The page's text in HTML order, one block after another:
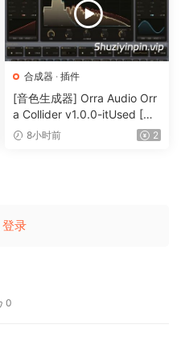
合成器 · 插件
[音色生成器] Orra Audio Orr
a Collider v1.0.0-itUsed [Wi
N]（5.12MB）
8小时前 2
登录
0